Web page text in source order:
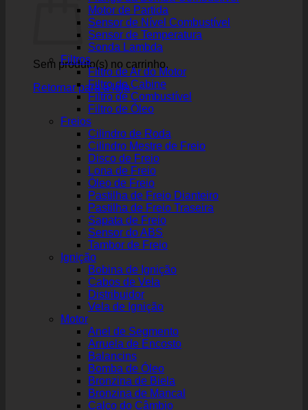
Sem produto(s) no carrinho.
Retornar para a loja
Motor de Partida
Sensor de Nível Combustível
Sensor de Temperatura
Sonda Lambda
Filtros
Filtro de Ar do Motor
Filtro de Cabine
Filtro de Combustível
Filtro de Óleo
Freios
Cilindro de Roda
Cilindro Mestre de Freio
Disco de Freio
Lona de Freio
Óleo de Freio
Pastilha de Freio Dianteiro
Pastilha de Freio Traseira
Sapata de Freio
Sensor do ABS
Tambor de Freio
Ignição
Bobina de Ignição
Cabos de Vela
Distribuidor
Vela de Ignição
Motor
Anel de Segmento
Arruela de Encosto
Balancins
Bomba de Óleo
Bronzina de Biela
Bronzina de Mancal
Calço do Câmbio